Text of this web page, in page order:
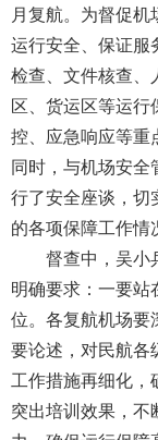
月复航。为督促
运行安全、保证服
检查、文件核查、
区、货运区等运
控、应急响应等重
同时，与机场安
行了安全座谈，切
的各项保障工作情
督查中，吴小
明确要求：一要
位。各复航机场要
要论述，对民航各
工作措施再细化，
突出培训效果，
Alt
加
波
浪
键
打
开
导
盲
模